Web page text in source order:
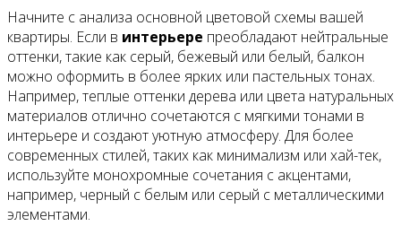
Начните с анализа основной цветовой схемы вашей
квартиры. Если в интерьере преобладают нейтральные
оттенки, такие как серый, бежевый или белый, балкон
можно оформить в более ярких или пастельных тонах.
Например, теплые оттенки дерева или цвета натуральных
материалов отлично сочетаются с мягкими тонами в
интерьере и создают уютную атмосферу. Для более
современных стилей, таких как минимализм или хай-тек,
используйте монохромные сочетания с акцентами,
например, черный с белым или серый с металлическими
элементами.